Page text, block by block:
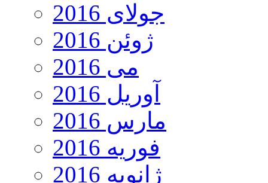
جولای 2016
ژوئن 2016
می 2016
آوریل 2016
مارس 2016
فوریه 2016
ژانویه 2016